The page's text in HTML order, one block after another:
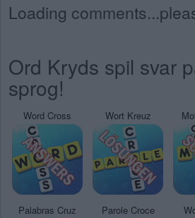
Loading
Ord Kryds spil svar
sprog!
Word Cross Wort Kreuz
Palabras Cruz Parole Croce